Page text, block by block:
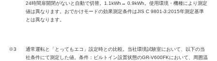
24時間扉開閉がないと自動で切替。1.1kWh→ 0.9kWh。使用環境・機種により測定
値は異なります。おでかけモードの効果測定条件はJIS C 9801-3:2015年測定基準
とは異なります。
※3
通常運転と「とってもエコ」設定時との比較。当社環境試験室において、以下の当
社条件にて測定した値。条件：ビルトイン設置状態のGR-V600FKにおいて、周囲温